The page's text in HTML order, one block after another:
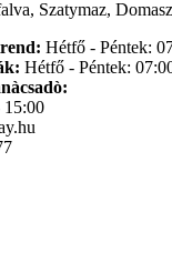
Szatymaz,
Hétfő - Péntek:
Hétfő - Péntek:
15:00